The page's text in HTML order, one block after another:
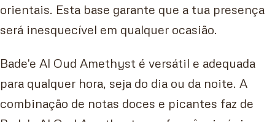
orientais. Esta base garante que a tua presença
será inesquecível em qualquer ocasião.
Bade'e Al Oud Amethyst é versátil e adequada
para qualquer hora, seja do dia ou da noite. A
combinação de notas doces e picantes faz de